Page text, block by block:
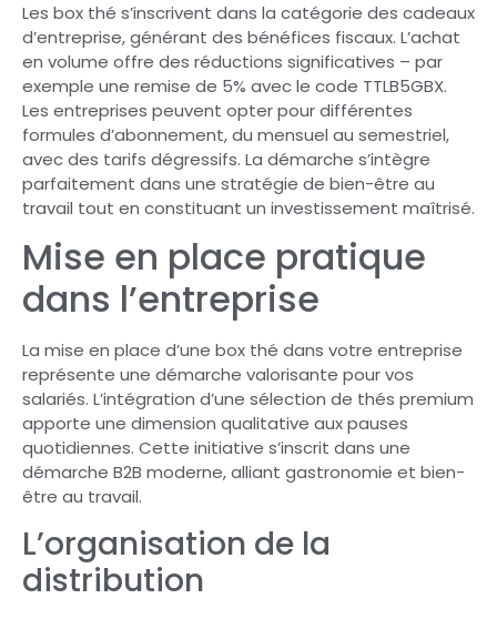
Les box thé s’inscrivent dans la catégorie des cadeaux
d’entreprise, générant des bénéfices fiscaux. L’achat
en volume offre des réductions significatives – par
exemple une remise de 5% avec le code TTLB5GBX.
Les entreprises peuvent opter pour différentes
formules d’abonnement, du mensuel au semestriel,
avec des tarifs dégressifs. La démarche s’intègre
parfaitement dans une stratégie de bien-être au
travail tout en constituant un investissement maîtrisé.
Mise en place pratique
dans l’entreprise
La mise en place d’une box thé dans votre entreprise
représente une démarche valorisante pour vos
salariés. L’intégration d’une sélection de thés premium
apporte une dimension qualitative aux pauses
quotidiennes. Cette initiative s’inscrit dans une
démarche B2B moderne, alliant gastronomie et bien-
être au travail.
L’organisation de la
distribution